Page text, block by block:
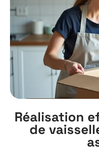
Réalisation
de